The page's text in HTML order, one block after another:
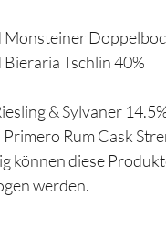
Tschlin 40%
& Sylvaner
Primero Rum Cask
können diese
werden.